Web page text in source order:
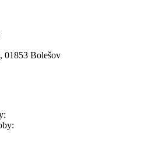
01853 Bolešov